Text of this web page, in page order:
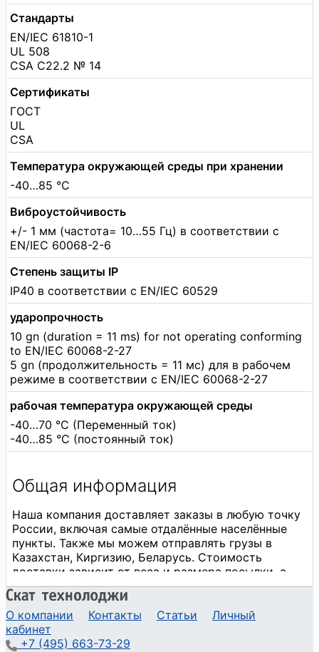
Стандарты
EN/IEC 61810-1
UL 508
CSA C22.2 № 14
Сертификаты
ГОСТ
UL
CSA
Температура окружающей среды при хранении
-40…85 °C
Виброустойчивость
+/- 1 мм (частота= 10…55 Гц) в соответствии с
EN/IEC 60068-2-6
Степень защиты IP
IP40 в соответствии с EN/IEC 60529
ударопрочность
10 gn (duration = 11 ms) for not operating conforming
to EN/IEC 60068-2-27
5 gn (продолжительность = 11 мс) для в рабочем
режиме в соответствии с EN/IEC 60068-2-27
рабочая температура окружающей среды
-40…70 °C (Переменный ток)
-40…85 °C (постоянный ток)
О компании Контакты Статьи
Личный
кабинет
+7 (495) 663-73-29